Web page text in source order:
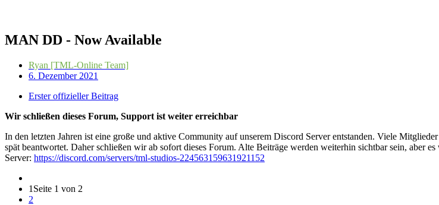
MAN DD - Now Available
Ryan [TML-Online Team]
6. Dezember 2021
Erster offizieller Beitrag
Wir schließen dieses Forum, Support ist weiter erreichbar
In den letzten Jahren ist eine große und aktive Community auf unserem Discord Server entstanden. Viele
spät beantwortet. Daher schließen wir ab sofort dieses Forum. Alte Beiträge werden weiterhin sichtbar sein, aber
Server: https://discord.com/servers/tml-studios-224563159631921152
1 Seite 1 von 2
2